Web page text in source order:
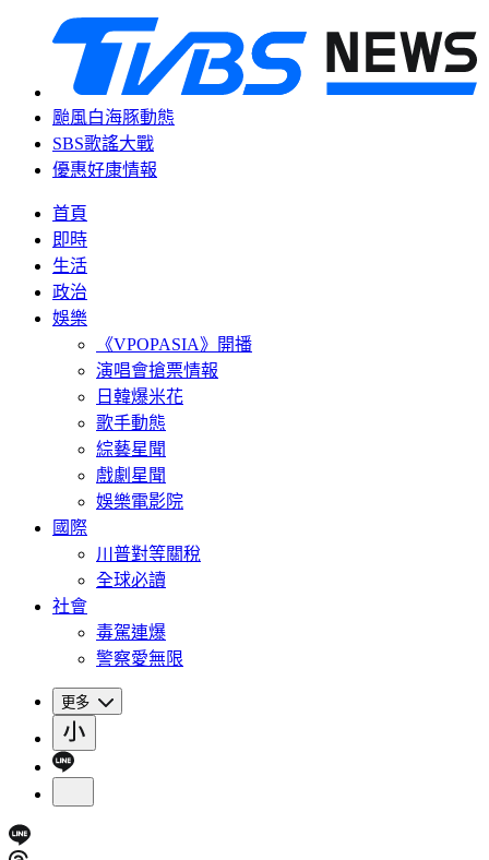
颱風白海豚動態
SBS歌謠大戰
優惠好康情報
首頁
即時
生活
政治
娛樂
《VPOPASIA》開播
演唱會搶票情報
日韓爆米花
歌手動態
綜藝星聞
戲劇星聞
娛樂電影院
國際
川普對等關稅
全球必讀
社會
毒駕連爆
警察愛無限
更多